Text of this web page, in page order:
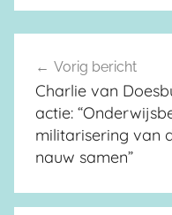
Vorig bericht
Charlie van
actie:
militarisering van
nauw samen”